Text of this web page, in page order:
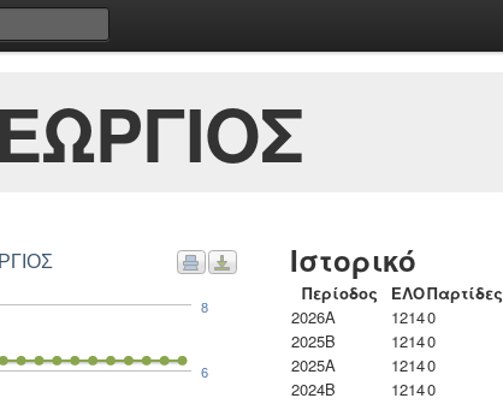
6
8
Ιστορικό
Περίοδος ΕΛΟΠαρτίδες
2026A
12140
2025B
12140
2025A
12140
2024B
12140